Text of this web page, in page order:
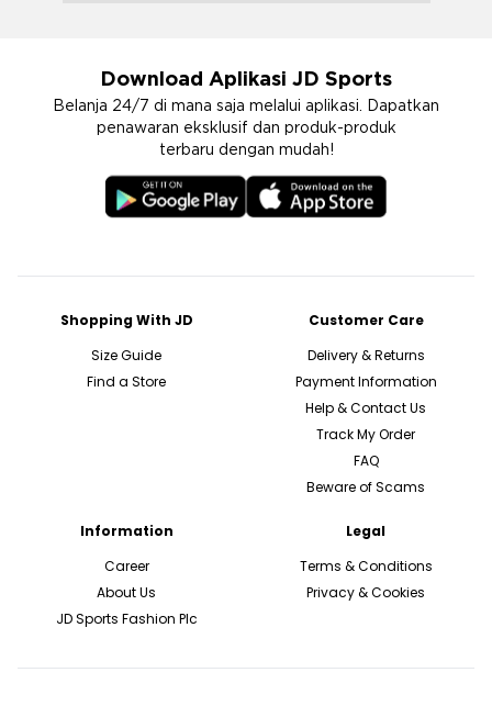
Download Aplikasi JD Sports
Belanja 24/7 di mana saja melalui aplikasi. Dapatkan
penawaran eksklusif dan produk-produk
terbaru dengan mudah!
Shopping With JD
Size Guide
Find a Store
Customer Care
Delivery & Returns
Payment Information
Help & Contact Us
Track My Order
FAQ
Beware of Scams
Information
Career
About Us
JD Sports Fashion Plc
Legal
Terms & Conditions
Privacy & Cookies